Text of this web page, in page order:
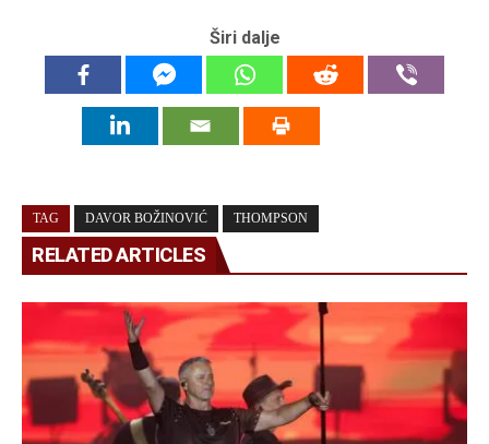
Širi dalje
TAG DAVOR BOŽINOVIĆ THOMPSON
RELATED ARTICLES